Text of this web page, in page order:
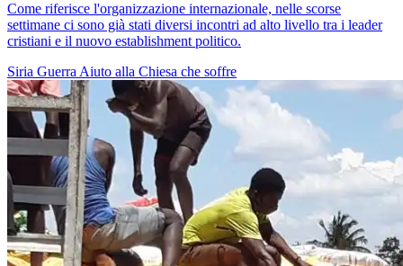
Come riferisce l'organizzazione internazionale, nelle scorse
settimane ci sono già stati diversi incontri ad alto livello tra i leader
cristiani e il nuovo establishment politico.
Siria Guerra Aiuto alla Chiesa che soffre